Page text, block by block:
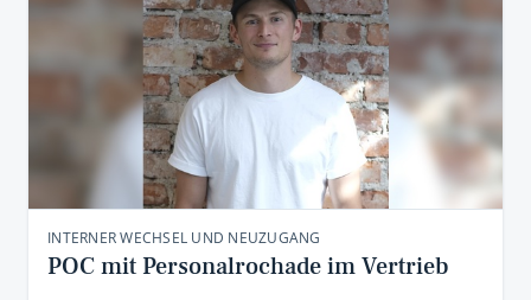
INTERNER WECHSEL UND NEUZUGANG
POC mit Personalrochade im Vertrieb